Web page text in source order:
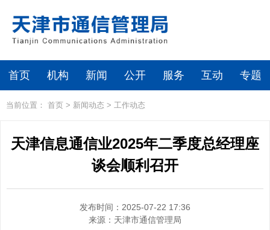
首页 机构 新闻 公开 服务 互动 专题
当前位置： 首页 > 新闻动态 > 工作动态
天津信息通信业2025年二季度总经理座
谈会顺利召开
发布时间：2025-07-22 17:36
来源： 天津市通信管理局